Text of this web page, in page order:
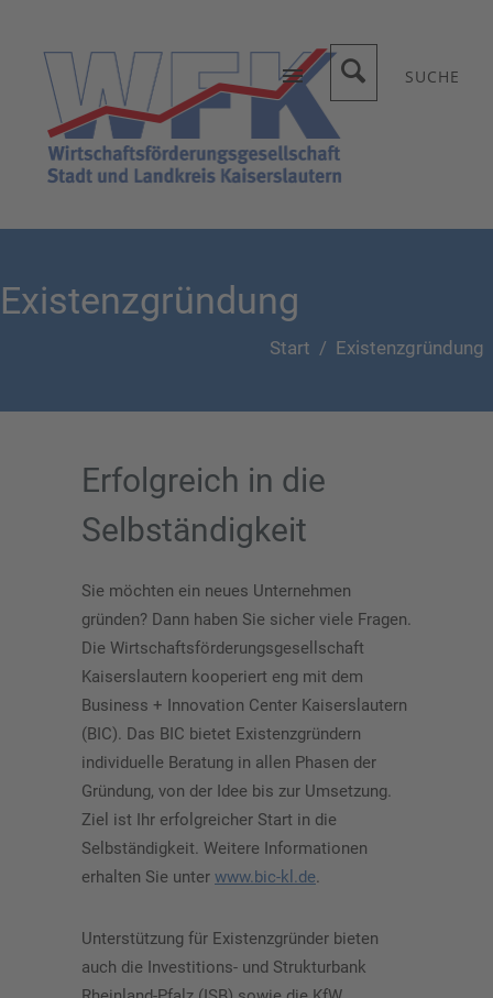
SUCHE
Existenzgründung
Start / Existenzgründung
Erfolgreich in die
Selbständigkeit
Sie möchten ein neues Unternehmen
gründen? Dann haben Sie sicher viele Fragen.
Die Wirtschaftsförderungsgesellschaft
Kaiserslautern kooperiert eng mit dem
Business + Innovation Center Kaiserslautern
(BIC). Das BIC bietet Existenzgründern
individuelle Beratung in allen Phasen der
Gründung, von der Idee bis zur Umsetzung.
Ziel ist Ihr erfolgreicher Start in die
Selbständigkeit. Weitere Informationen
erhalten Sie unter www.bic-kl.de.
Unterstützung für Existenzgründer bieten
auch die Investitions- und Strukturbank